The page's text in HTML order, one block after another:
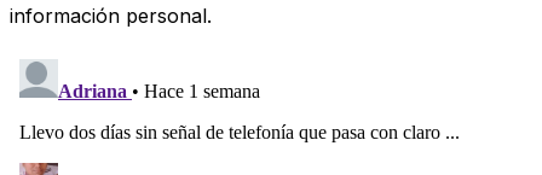
información personal.